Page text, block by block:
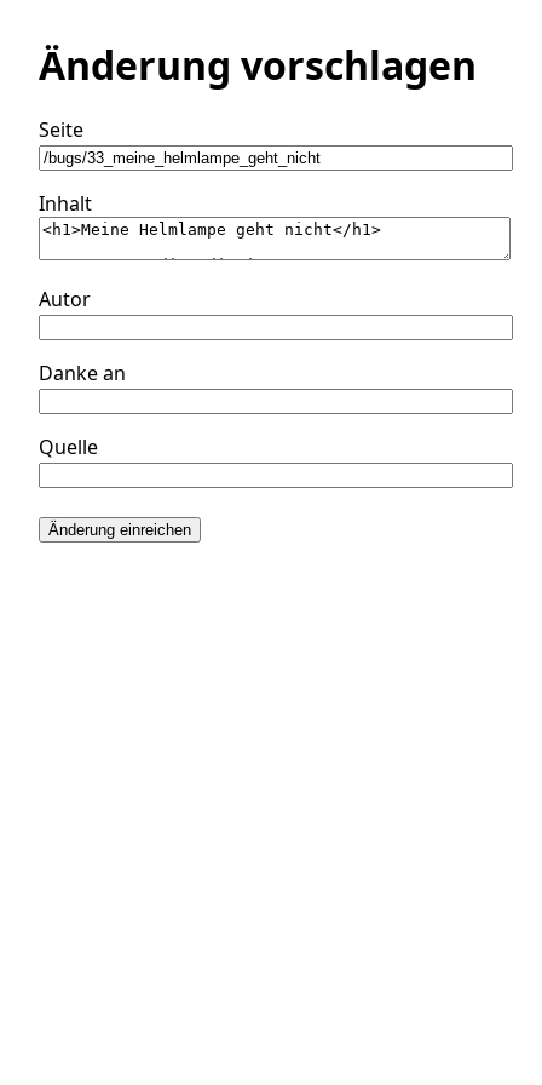
Änderung vorschlagen
Seite
Inhalt
Autor
Danke an
Quelle
Änderung einreichen